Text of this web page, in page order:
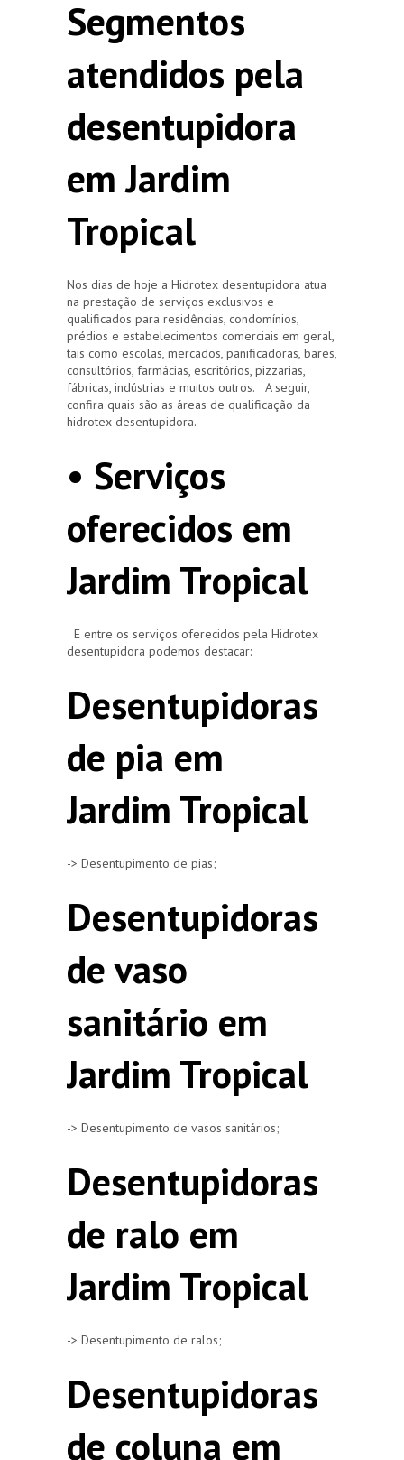
Segmentos
atendidos pela
desentupidora
em Jardim
Tropical
Nos dias de hoje a Hidrotex desentupidora atua
na prestação de serviços exclusivos e
qualificados para residências, condomínios,
prédios e estabelecimentos comerciais em geral,
tais como escolas, mercados, panificadoras, bares,
consultórios, farmácias, escritórios, pizzarias,
fábricas, indústrias e muitos outros. A seguir,
confira quais são as áreas de qualificação da
hidrotex desentupidora.
• Serviços
oferecidos em
Jardim Tropical
E entre os serviços oferecidos pela Hidrotex
desentupidora podemos destacar:
Desentupidoras
de pia em
Jardim Tropical
-> Desentupimento de pias;
Desentupidoras
de vaso
sanitário em
Jardim Tropical
-> Desentupimento de vasos sanitários;
Desentupidoras
de ralo em
Jardim Tropical
-> Desentupimento de ralos;
Desentupidoras
de coluna em